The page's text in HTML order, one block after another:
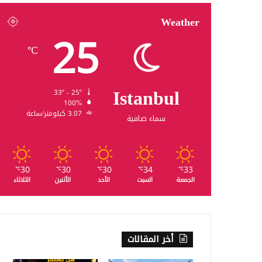
Weather
Istanbul
سماء صافية
25
℃
100%
3.07 كيلومتر/ساعة
33
℃
الجمعة
34
℃
السبت
30
℃
الأحد
30
℃
الأثنين
30
℃
الثلاثاء
أخر المقالات